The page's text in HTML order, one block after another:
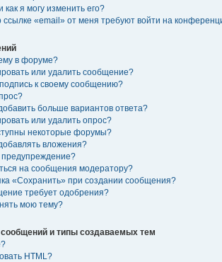
как я могу изменить его?
ссылке «email» от меня требуют войти на
в форуме?
или удалить сообщение?
к своему сообщению?
больше вариантов ответа?
или удалить опрос?
некоторые форумы?
вложения?
на сообщения модератору?
«Сохранить» при создании сообщения?
требует одобрения?
мою тему?
и типы создаваемых тем
HTML?